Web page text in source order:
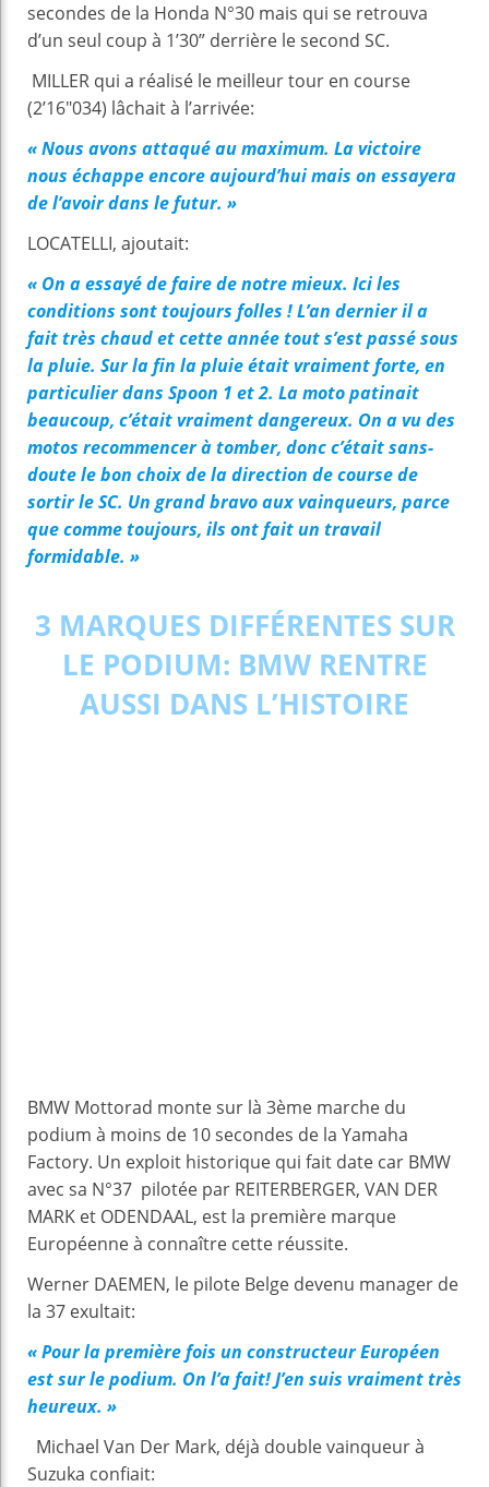
secondes de la Honda N°30 mais qui se retrouva
d’un seul coup à 1’30” derrière le second SC.
MILLER qui a réalisé le meilleur tour en course
(2’16″034) lâchait à l’arrivée:
« Nous avons attaqué au maximum. La victoire
nous échappe encore aujourd’hui mais on essayera
de l’avoir dans le futur. »
LOCATELLI, ajoutait:
« On a essayé de faire de notre mieux. Ici les
conditions sont toujours folles ! L’an dernier il a
fait très chaud et cette année tout s’est passé sous
la pluie. Sur la fin la pluie était vraiment forte, en
particulier dans Spoon 1 et 2. La moto patinait
beaucoup, c’était vraiment dangereux. On a vu des
motos recommencer à tomber, donc c’était sans-
doute le bon choix de la direction de course de
sortir le SC. Un grand bravo aux vainqueurs, parce
que comme toujours, ils ont fait un travail
formidable. »
3 MARQUES DIFFÉRENTES SUR
LE PODIUM: BMW RENTRE
AUSSI DANS L’HISTOIRE
BMW Mottorad monte sur là 3ème marche du
podium à moins de 10 secondes de la Yamaha
Factory. Un exploit historique qui fait date car BMW
avec sa N°37 pilotée par REITERBERGER, VAN DER
MARK et ODENDAAL, est la première marque
Européenne à connaître cette réussite.
Werner DAEMEN, le pilote Belge devenu manager de
la 37 exultait:
« Pour la première fois un constructeur Européen
est sur le podium. On l’a fait! J’en suis vraiment très
heureux. »
Michael Van Der Mark, déjà double vainqueur à
Suzuka confiait: